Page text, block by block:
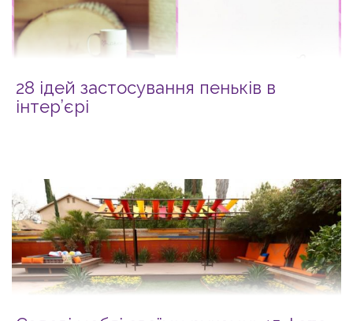
28 ідей застосування пеньків в
інтер’єрі